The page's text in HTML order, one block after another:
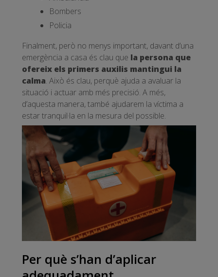
Bombers
Policia
Finalment, però no menys important, davant d’una
emergència a casa és clau que la persona que
ofereix els primers auxilis mantingui la
calma. Això és clau, perquè ajuda a avaluar la
situació i actuar amb més precisió. A més,
d’aquesta manera, també ajudarem la víctima a
estar tranquil·la en la mesura del possible.
Per què s’han d’aplicar